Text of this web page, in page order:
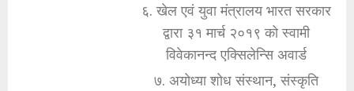
६. खेल एवं युवा मंत्रालय भारत सरकार
द्वारा ३१ मार्च २०१९ को स्वामी
विवेकानन्द एक्सिलेन्सि अवार्ड
७. अयोध्या शोध संस्थान, संस्कृति